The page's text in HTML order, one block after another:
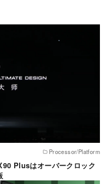
Processor/Platform
Plusはオーバークロック